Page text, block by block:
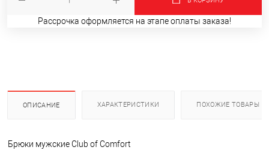
Рассрочка оформляется на этапе оплаты заказа!
ОПИСАНИЕ ХАРАКТЕРИСТИКИ ПОХОЖИЕ ТОВАРЫ
Брюки мужские Club of Comfort